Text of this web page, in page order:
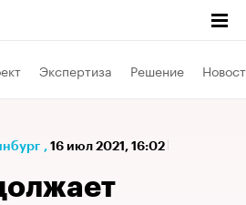
Экспертиза Решение
, 16 июл 2021, 16:02